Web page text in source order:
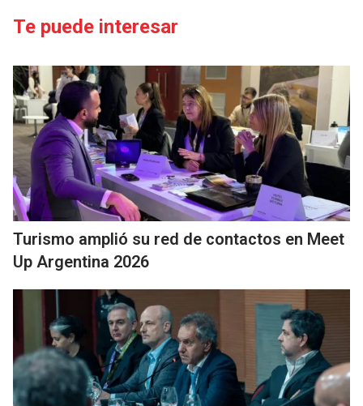
Te puede interesar
Turismo amplió su red de contactos en Meet
Up Argentina 2026